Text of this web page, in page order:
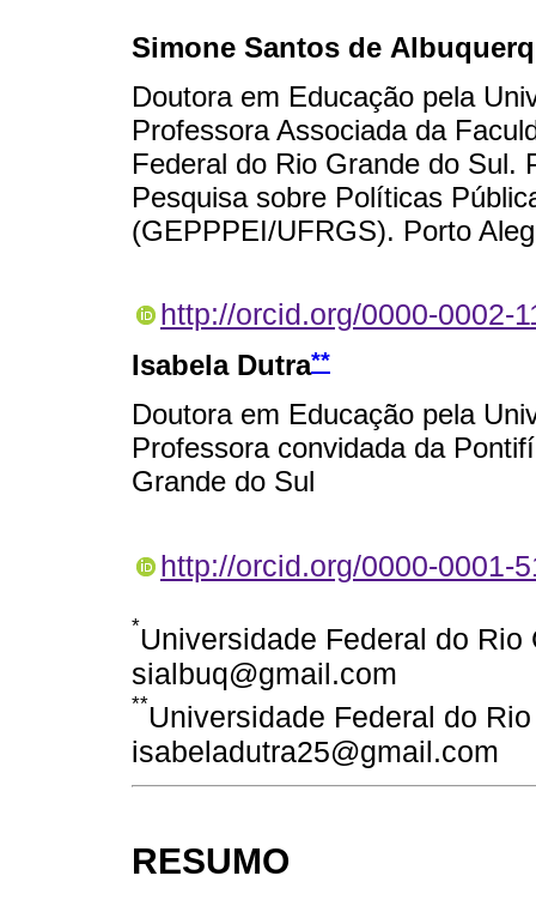
Simone Santos de
Doutora em Educação pela
Professora Associada da
Federal do Rio Grande do Sul.
Pesquisa sobre Políticas
(GEPPPEI/UFRGS). Porto
http://orcid.org/0000-0002-
Isabela Dutra**
Doutora em Educação pela
Professora convidada da
Grande do Sul
http://orcid.org/0000-0001-
*Universidade Federal do
sialbuq@gmail.com
**Universidade Federal do
isabeladutra25@gmail.com
RESUMO